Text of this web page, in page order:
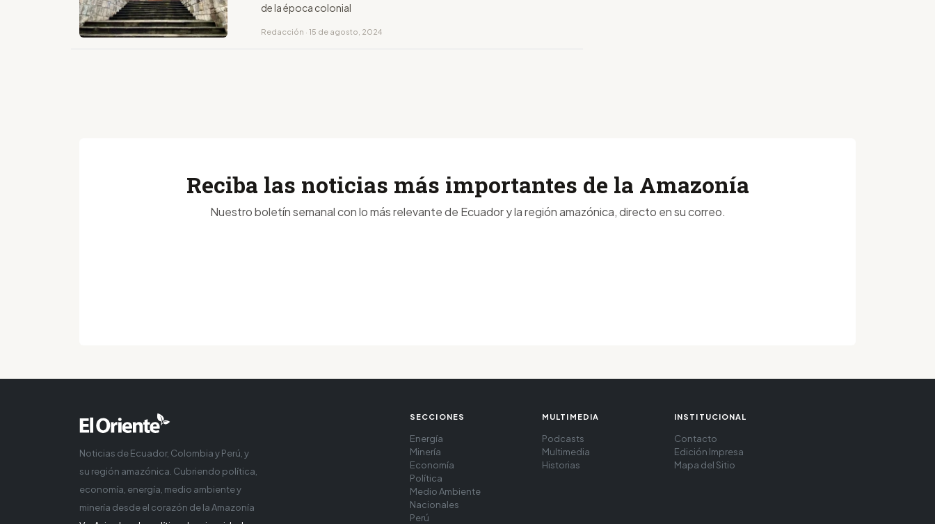
de la época colonial
Redacción · 15 de agosto, 2024
Reciba las noticias más importantes de la Amazonía
Nuestro boletín semanal con lo más relevante de Ecuador y la región amazónica, directo en su correo.
Noticias de Ecuador, Colombia y Perú, y
su región amazónica. Cubriendo política,
economía, energía, medio ambiente y
minería desde el corazón de la Amazonía
SECCIONES
Energía
Minería
Economía
Política
Medio Ambiente
Nacionales
Perú
MULTIMEDIA
Podcasts
Multimedia
Historias
INSTITUCIONAL
Contacto
Edición Impresa
Mapa del Sitio